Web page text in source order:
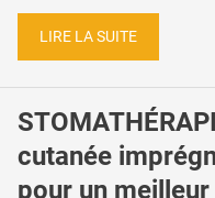
LIRE LA SUITE
cutanée
pour un